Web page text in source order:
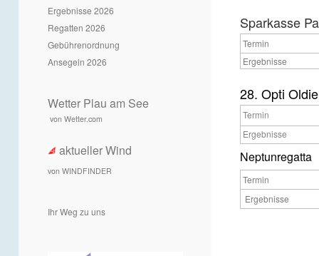
Ergebnisse 2026
Regatten 2026
Gebührenordnung
Ansegeln 2026
Wetter Plau am See
von Wetter.com
aktueller Wind
von WINDFINDER
Ihr Weg zu uns
Sparkasse
Termin
Ergebnisse
28. Opti Oldie
Termin
Ergebnisse
Neptunregatta
Termin
Ergebnisse